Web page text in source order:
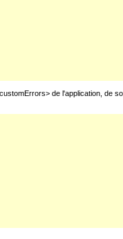
de l'application, de